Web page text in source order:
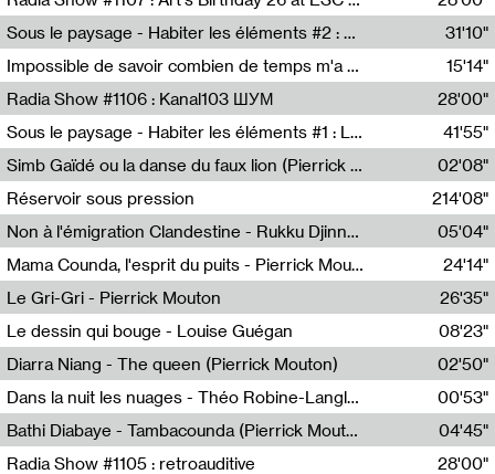
Radio Helsinki
Sous le paysage - Habiter les éléments #2 : Vers le tournant élémentaire
Nastassja Martin
31'10"
Impossible de savoir combien de temps m'a échappé
Mélanie Blaison,Mateo Cuin
15'14"
Radia Show #1106 : Kanal103 ШУМ
Kanal103
28'00"
Sous le paysage - Habiter les éléments #1 : Les éléments et les débordements du vivant
Nastassja Martin
41'55"
Simb Gaïdé ou la danse du faux lion (Pierrick Mouton)
Pierrick Mouton,Simb Gaïdé
02'08"
Réservoir sous pression
214'08"
Non à l'émigration Clandestine - Rukku Djinne Squad (Eden Tinto Collins)
Eden Tinto Collins,Rukku Djinne
05'04"
Mama Counda, l'esprit du puits - Pierrick Mouton
Pierrick Mouton
24'14"
Le Gri-Gri - Pierrick Mouton
Pierrick Mouton
26'35"
Le dessin qui bouge - Louise Guégan
Louise Guégan
08'23"
Diarra Niang - The queen (Pierrick Mouton)
Pierrick Mouton,Diarra Niang
02'50"
Dans la nuit les nuages - Théo Robine-Langlois
Théo Robine-Langlois,LD Beat
00'53"
Bathi Diabaye - Tambacounda (Pierrick Mouton)
Pierrick Mouton,Bathi Diabaye
04'45"
Radia Show #1105 : retroauditive
28'00"